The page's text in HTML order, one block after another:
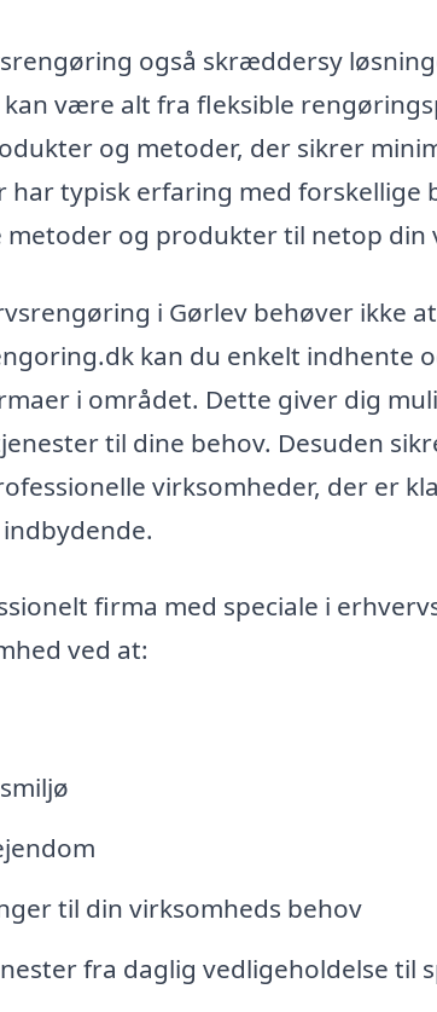
også skræddersy
være alt fra fleksible
og metoder, der sikrer
typisk erfaring med forskellige
og produkter til netop din
i Gørlev behøver ikke
kan du enkelt indhente
i området. Dette giver dig
til dine behov. Desuden
virksomheder, der er
firma med speciale i
ved at:
til din virksomheds behov
fra daglig vedligeholdelse til